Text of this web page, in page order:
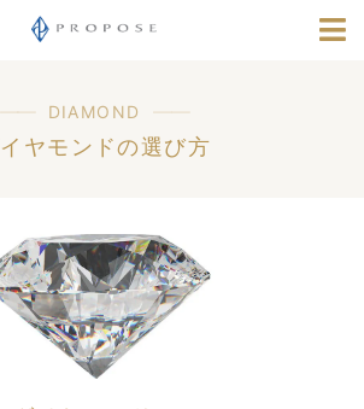
店舗情報
採用情報
DIAMOND
ヤモンドの選び方